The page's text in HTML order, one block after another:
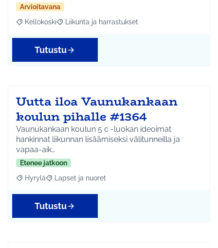
Arvioitavana
Rajaa tulokset aihepiirin mukaan: Kellokoski
Kellokoski Rajaa tulokset teeman mukaan: Liikunta ja
Liikunta ja harrastukset
Tutustu
Uutta iloa Vaunukankaan
koulun pihalle #1364
Vaunukankaan koulun 5 c -luokan ideoimat
hankinnat liikunnan lisäämiseksi välitunneilla ja
vapaa-aik…
Etenee jatkoon
Rajaa tulokset aihepiirin mukaan: Hyrylä
Hyrylä Rajaa tulokset teeman mukaan: Lapset ja nuoret
Lapset ja nuoret
Tutustu